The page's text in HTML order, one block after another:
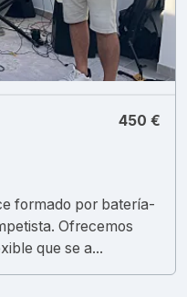
450 €
formado por batería-
Ofrecemos
que se a...